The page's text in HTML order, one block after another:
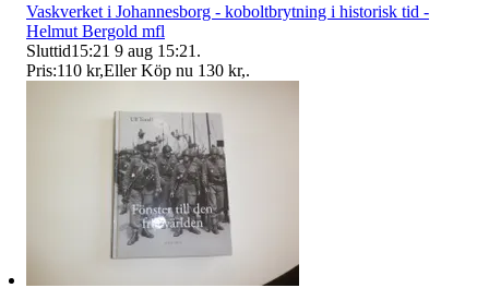
Vaskverket i Johannesborg - koboltbrytning i historisk tid -
Helmut Bergold mfl
Sluttid15:21 9 aug 15:21 .
Pris:110 kr,Eller Köp nu 130 kr,.